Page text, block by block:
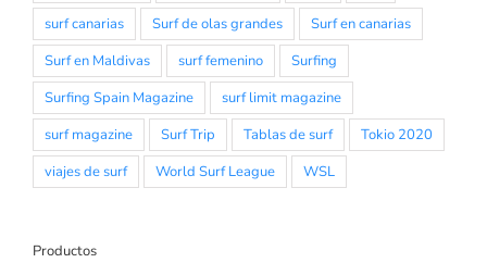
surf canarias
Surf de olas grandes
Surf en canarias
Surf en Maldivas
surf femenino
Surfing
Surfing Spain Magazine
surf limit magazine
surf magazine
Surf Trip Tablas de surf
Tokio 2020
viajes de surf
World Surf League WSL
Productos